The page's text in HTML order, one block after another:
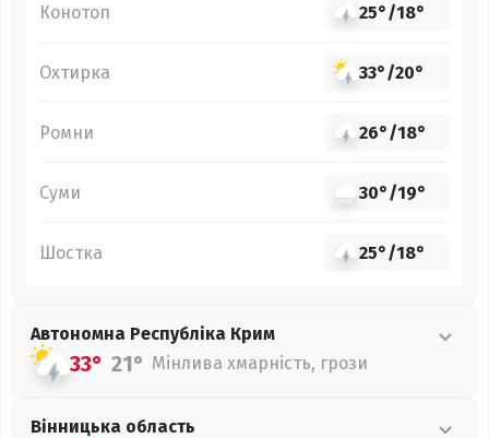
Конотоп 25°/18°
Охтирка 33°/20°
Ромни 26°/18°
Суми 30°/19°
Шостка 25°/18°
Автономна Республіка Крим
33° 21° Мінлива хмарність, грози
Вінницька область